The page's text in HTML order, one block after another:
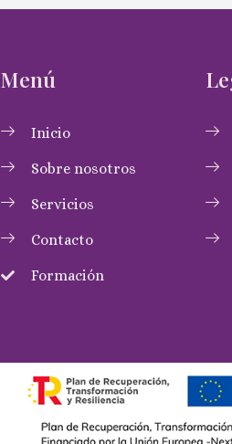
Menú
Inicio
Sobre nosotros
Servicios
Contacto
Formación